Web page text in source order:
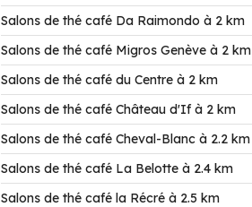
Salons de thé café Da Raimondo à 2 km
Salons de thé café Migros Genève à 2 km
Salons de thé café du Centre à 2 km
Salons de thé café Château d'If à 2 km
Salons de thé café Cheval-Blanc à 2.2 km
Salons de thé café La Belotte à 2.4 km
Salons de thé café la Récré à 2.5 km